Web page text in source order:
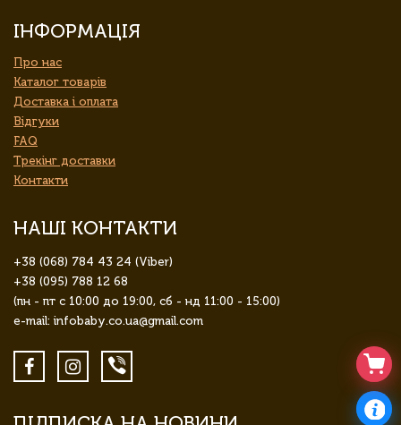
ІНФОРМАЦІЯ
Про нас
Каталог товарів
Доставка і оплата
Відгуки
FAQ
Трекінг доставки
Контакти
НАШІ КОНТАКТИ
+38 (068) 784 43 24 (Viber)
+38 (095) 788 12 68
(пн - пт с 10:00 до 19:00, сб - нд 11:00 - 15:00)
e-mail: infobaby.co.ua@gmail.com